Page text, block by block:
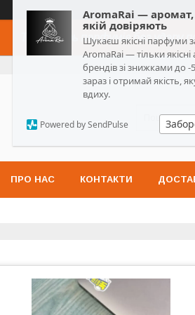
AromaRai —
якій довіряють
Шукаєш якісні парфуми
AromaRai — тільки
брендів зі знижками до
зараз і отримай якість,
вдиху.
Powered by SendPulse
Топ-якість парфумів без удару
ПРО НАС КОНТАКТИ